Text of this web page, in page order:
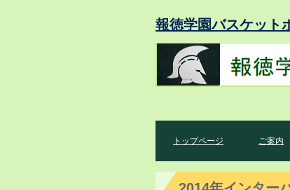
報徳学園バスケット
トップページ ご案内